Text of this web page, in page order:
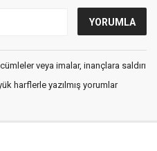
veya imalar, inançlara saldırı
harflerle yazılmış yorumlar